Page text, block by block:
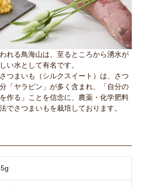
れる鳥海山は、至るところから湧水が
い水として有名です。
つまいも（シルクスイート）は、さつ
「ヤラピン」が多く含まれ、「自分の
作る」ことを信念に、農薬・化学肥料
でさつまいもを栽培しております。